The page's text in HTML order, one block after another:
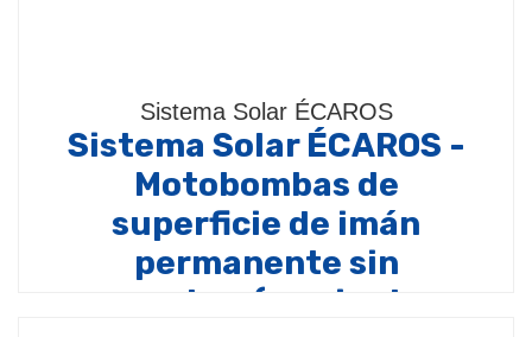
Sistema Solar ÉCAROS
Sistema Solar ÉCAROS -
Motobombas de
superficie de imán
permanente sin
escobas (corriente